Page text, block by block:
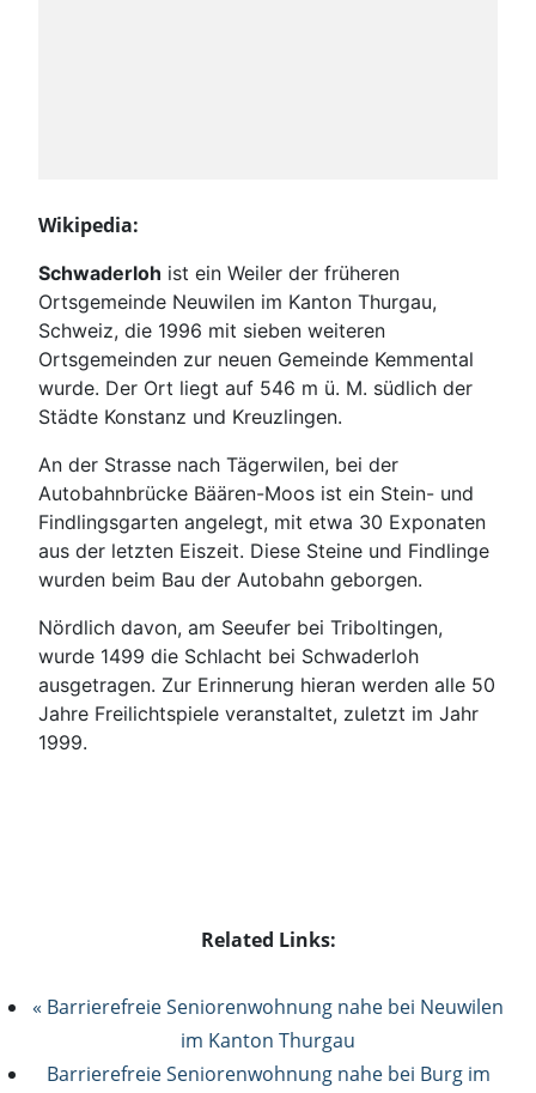
Wikipedia:
Schwaderloh ist ein Weiler der früheren
Ortsgemeinde Neuwilen im Kanton Thurgau,
Schweiz, die 1996 mit sieben weiteren
Ortsgemeinden zur neuen Gemeinde Kemmental
wurde. Der Ort liegt auf 546 m ü. M. südlich der
Städte Konstanz und Kreuzlingen.
An der Strasse nach Tägerwilen, bei der
Autobahnbrücke Bäären-Moos ist ein Stein- und
Findlingsgarten angelegt, mit etwa 30 Exponaten
aus der letzten Eiszeit. Diese Steine und Findlinge
wurden beim Bau der Autobahn geborgen.
Nördlich davon, am Seeufer bei Triboltingen,
wurde 1499 die Schlacht bei Schwaderloh
ausgetragen. Zur Erinnerung hieran werden alle 50
Jahre Freilichtspiele veranstaltet, zuletzt im Jahr
1999.
Related Links:
« Barrierefreie Seniorenwohnung nahe bei Neuwilen
im Kanton Thurgau
Barrierefreie Seniorenwohnung nahe bei Burg im